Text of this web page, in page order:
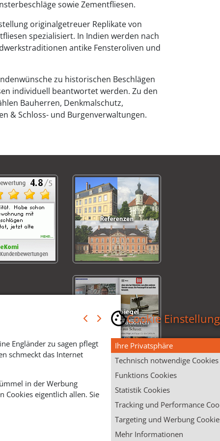
sowie Zementfliesen.
originalgetreuer Replikate von
spezialisiert. In Indien werden nach
antike Fensteroliven und
zu historischen Beschlägen
individuell beantwortet werden. Zu den
Bauherren, Denkmalschutz,
& Schloss- und Burgenverwaltungen.
Engländer zu sagen pflegt
schmeckt das Internet
in der Werbung
Cookies eigentlich allen. Sie
Cookie
Ihre Privatsphäre
Technisch notwendige Cookies
Funktions Cookies
Statistik Cookies
Tracking und Performance
Targeting und Werbung
Mehr Informationen